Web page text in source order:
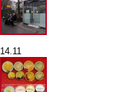
14.11